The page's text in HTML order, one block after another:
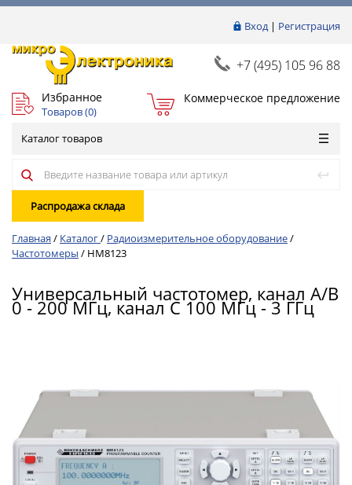
Вход| Регистрация
+7 (495) 105 96 88
Избранное
Товаров (0)
Коммерческое предложение
Каталог товаров
Распродажа склада
Главная / Каталог/ Радиоизмерительное оборудование/
Частотомеры / HM8123
Универсальный частотомер, канал A/B
0 - 200 МГц, канал C 100 МГц - 3 ГГц